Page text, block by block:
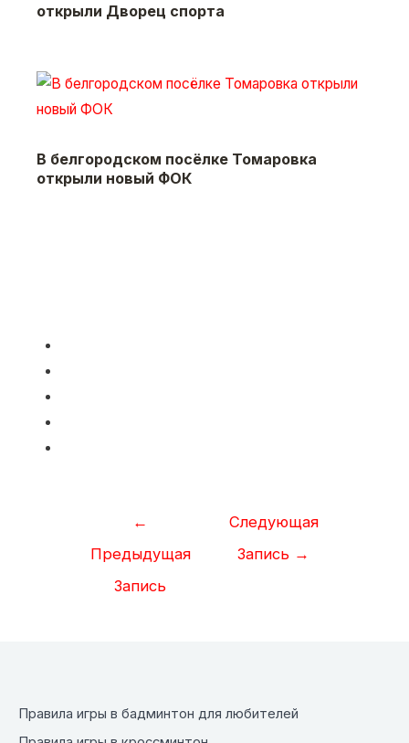
открыли Дворец спорта
В белгородском посёлке Томаровка
открыли новый ФОК
Навигация
по
записям
←
Предыдущая
Запись
Следующая
Запись →
Правила игры в бадминтон для любителей